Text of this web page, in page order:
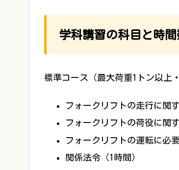
学科講習の科目と時間
標準コース（最大荷重1トン以上
フォークリフトの走行に関
フォークリフトの荷役に関
フォークリフトの運転に必
関係法令（1時間）